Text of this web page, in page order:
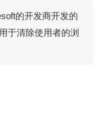
的开发商开发的
于清除使用者的浏